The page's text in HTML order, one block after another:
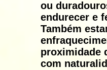
ou
endurecer e
Também
proximidade
com